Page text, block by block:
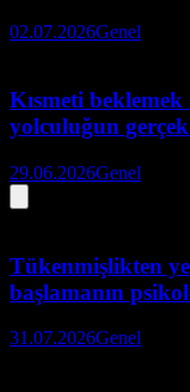
02.07.2026Genel
Kısmeti
yolculuğun
29.06.2026Genel
Tükenmişlikten
başlamanın
31.07.2026Genel